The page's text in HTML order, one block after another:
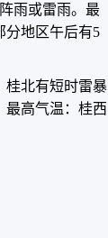
雨或雷雨。最
地区午后有5
桂北有短时雷暴
最高气温：桂西